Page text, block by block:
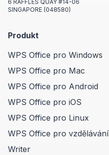
6 RAFFLES QUAY #14-06
SINGAPORE (048580)
Produkt
WPS Office pro Windows
WPS Office pro Mac
WPS Office pro Android
WPS Office pro iOS
WPS Office pro Linux
WPS Office pro vzdělávání
Writer